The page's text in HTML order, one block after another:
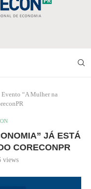
Evento “A Mulher na
JÁ ESTÁ
CORECONPR
views